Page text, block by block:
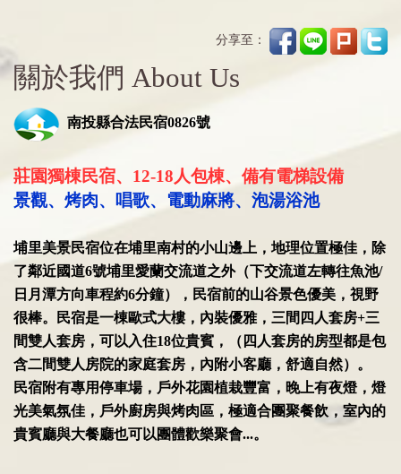
分享至：
關於我們 About Us
南投縣合法民宿0826號
莊園獨棟民宿、12-18人包棟、備有電梯設備
景觀、烤肉、唱歌、電動麻將、泡湯浴池
埔里美景民宿位在埔里南村的小山邊上，地理位置極佳，除
了鄰近國道6號埔里愛蘭交流道之外（下交流道左轉往魚池/
日月潭方向車程約6分鐘），民宿前的山谷景色優美，視野
很棒。民宿是一棟歐式大樓，內裝優雅，三間四人套房+三
間雙人套房，可以入住18位貴賓，（四人套房的房型都是包
含二間雙人房院的家庭套房，內附小客廳，舒適自然）。
民宿附有專用停車場，戶外花園植栽豐富，晚上有夜燈，燈
光美氣氛佳，戶外廚房與烤肉區，極適合團聚餐飲，室內的
貴賓廳與大餐廳也可以團體歡樂聚會...。